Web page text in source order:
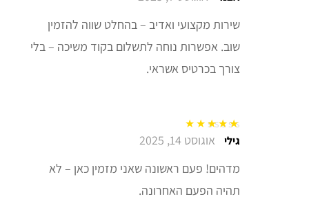
שירות מקצועי ואדיב – בהחלט שווה להזמין
שוב. אפשרות נוחה לתשלום בקוד משיכה – בלי
צורך בכרטיס אשראי.
דורג5מתוך 5 גילי אוגוסט 14, 2025
מדהים! פעם ראשונה שאני מזמין כאן – לא
תהיה הפעם האחרונה.